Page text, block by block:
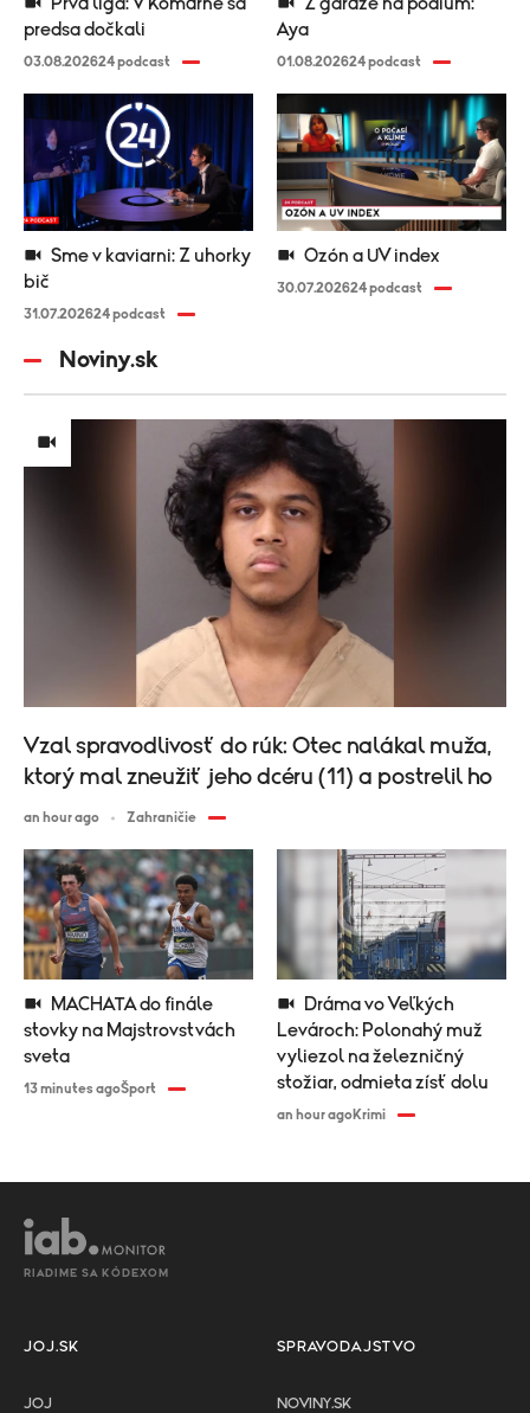
predsa dočkali
03.08.202624 podcast
Aya
01.08.202624 podcast
bič
31.07.202624 podcast
Ozón a UV index
30.07.202624 podcast
Noviny.sk
stovky na Majstrovstvách
sveta
13 minutes agoŠport
Levároch: Polonahý muž
vyliezol na železničný
stožiar, odmieta zísť dolu
an hour agoKrimi
Vzal spravodlivosť do rúk: Otec nalákal muža,
ktorý mal zneužiť jeho dcéru (11) a postrelil ho
an hour ago Zahraničie
RIADIME SA KÓDEXOM
JOJ.SK
JOJ
SPRAVODAJSTVO
NOVINY.SK